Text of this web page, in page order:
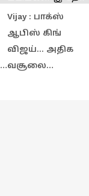
Vijay : பாக்ஸ்
ஆபிஸ் கிங்
விஜய்... அதிக
வசூலை